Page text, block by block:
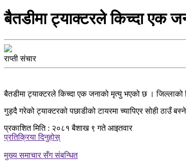
बैतडीमा ट्याक्टरले किच्दा एक
राप्ती संचार
बैतडीमा ट्याक्टरले किच्दा एक जनाको मृत्यु भएको छ ।
गुड्दै गरेको ट्याक्टरको पछाडीको टायरमा च्यापिएर सोही ठाउँ
प्रकाशित मिति : २०८१ बैशाख ९ गते आइतवार
प्रतिक्रिया दिनुहोस्
मुख्य समाचार सँग संबन्धित